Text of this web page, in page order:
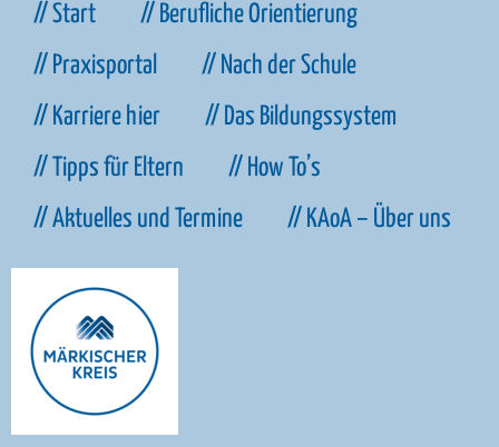
// Start
// Berufliche Orientierung
// Praxisportal
// Nach der Schule
// Karriere hier
// Das Bildungssystem
// Tipps für Eltern
// How To’s
// Aktuelles und Termine
// KAoA – Über uns